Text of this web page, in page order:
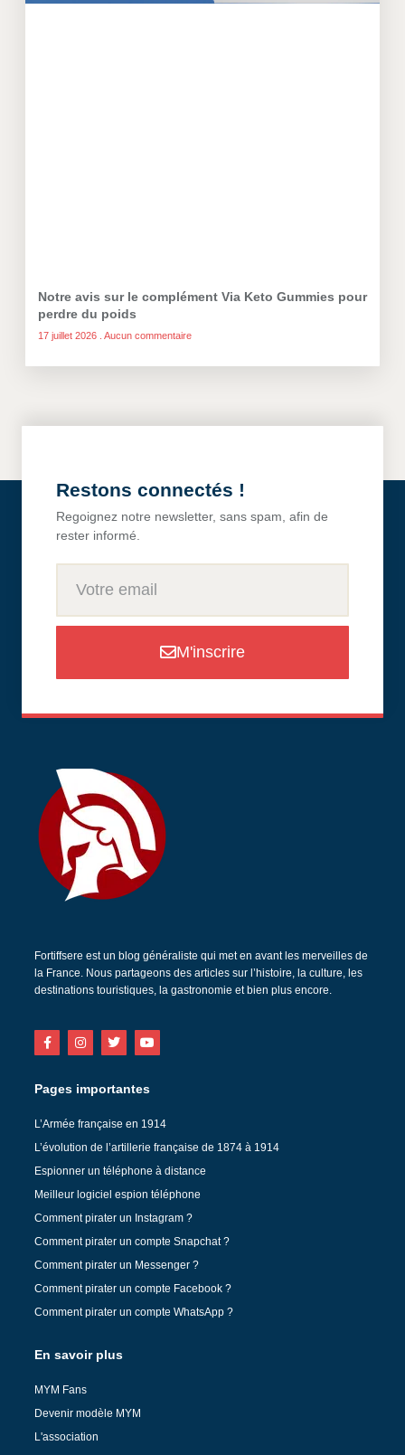
Notre avis sur le complément Via Keto Gummies pour
perdre du poids
17 juillet 2026 Aucun commentaire
Restons connectés !
Regoignez notre newsletter, sans spam, afin de
rester informé.
M'inscrire
Fortiffsere est un blog généraliste qui met en avant les merveilles de
la France. Nous partageons des articles sur l’histoire, la culture, les
destinations touristiques, la gastronomie et bien plus encore.
Pages importantes
L’Armée française en 1914
L’évolution de l’artillerie française de 1874 à 1914
Espionner un téléphone à distance
Meilleur logiciel espion téléphone
Comment pirater un Instagram ?
Comment pirater un compte Snapchat ?
Comment pirater un Messenger ?
Comment pirater un compte Facebook ?
Comment pirater un compte WhatsApp ?
En savoir plus
MYM Fans
Devenir modèle MYM
L'association